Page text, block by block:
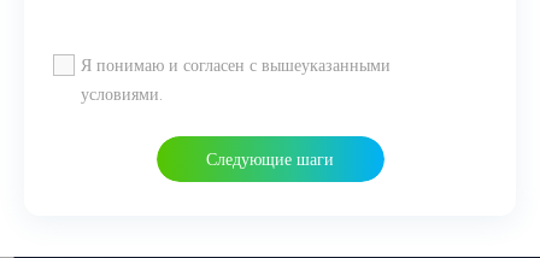
Я понимаю и согласен с вышеуказанными
условиями.
Следующие шаги